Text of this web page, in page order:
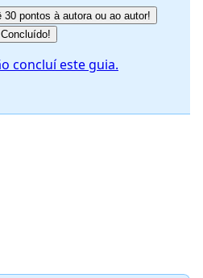
30 pontos à autora ou ao autor!
Concluído!
concluí este guia.